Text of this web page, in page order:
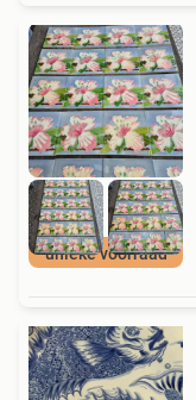
unieke voorraad